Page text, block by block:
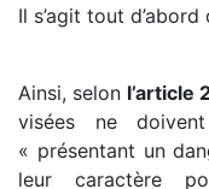
Il s’agit tout
Ainsi, selon l’article
visées ne
« présentant un
leur caractère